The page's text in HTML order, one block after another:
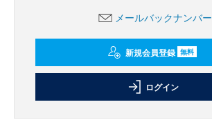
メールバックナンバー
新規会員登録 無料
ログイン